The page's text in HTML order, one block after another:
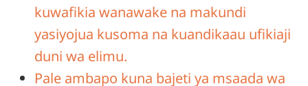
kuwafikia wanawake na makundi
yasiyojua kusoma na kuandikaau ufikiaji
duni wa elimu.
Pale ambapo kuna bajeti ya msaada wa